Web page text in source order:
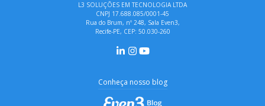
L3 SOLUÇÕES EM TECNOLOGIA LTDA
CNPJ 17.688.085/0001-45
Rua do Brum, nº 248, Sala Even3,
Recife-PE, CEP: 50.030-260
Conheça nosso blog